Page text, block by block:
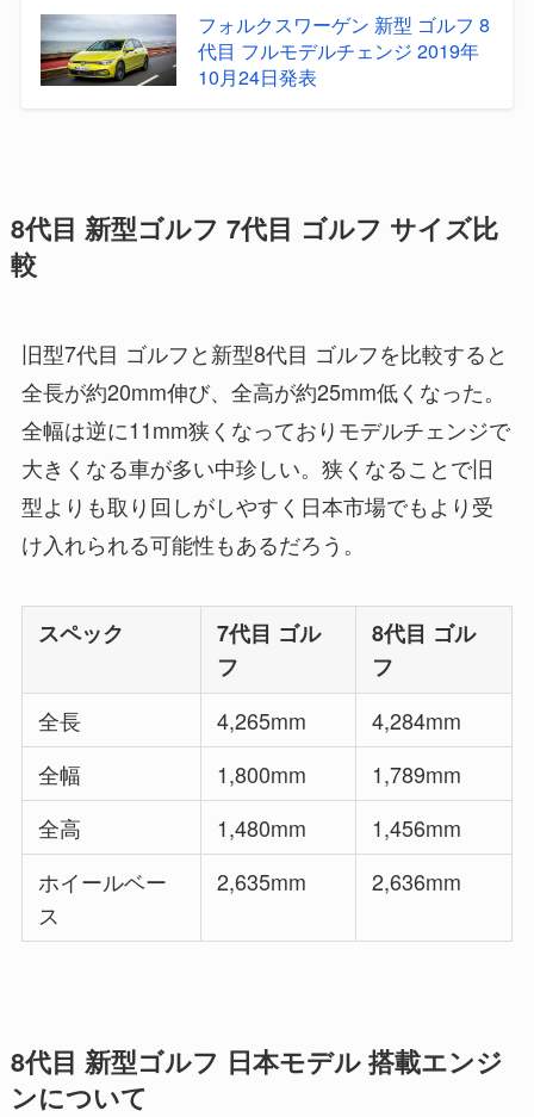
フォルクスワーゲン 新型 ゴルフ 8
代目 フルモデルチェンジ 2019年
10月24日発表
8代目 新型ゴルフ 7代目 ゴルフ サイズ比
較
旧型7代目 ゴルフと新型8代目 ゴルフを比較すると
全長が約20mm伸び、全高が約25mm低くなった。
全幅は逆に11mm狭くなっておりモデルチェンジで
大きくなる車が多い中珍しい。狭くなることで旧
型よりも取り回しがしやすく日本市場でもより受
け入れられる可能性もあるだろう。
スペック
7代目 ゴル
フ
8代目 ゴル
フ
全長
4,265mm
4,284mm
全幅
1,800mm
1,789mm
全高
1,480mm
1,456mm
ホイールベー
ス
2,635mm 2,636mm
8代目 新型ゴルフ 日本モデル 搭載エンジ
ンについて